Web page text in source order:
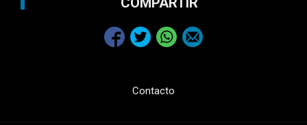
Contacto